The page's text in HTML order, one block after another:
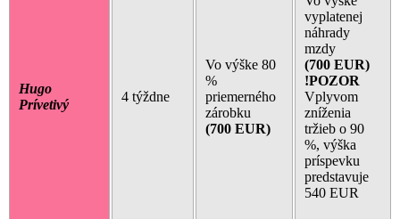
Hugo
Prívetivý
4 týždne
Vo výške 80
%
priemerného
zárobku
(700 EUR)
vyplatenej
náhrady
mzdy
(700 EUR)
!POZOR
Vplyvom
zníženia
tržieb o 90
%, výška
príspevku
predstavuje
540 EUR